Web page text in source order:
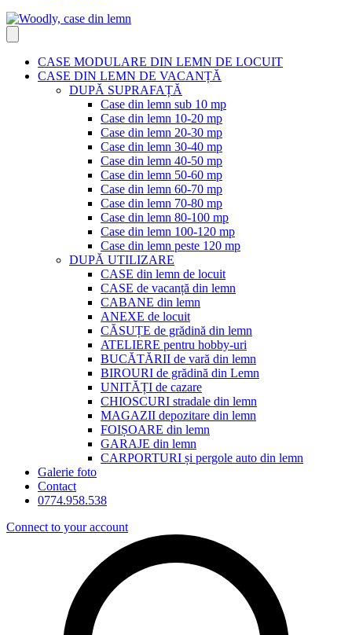
CASE MODULARE DIN LEMN DE LOCUIT
CASE DIN LEMN DE VACANȚĂ
DUPĂ SUPRAFAȚĂ
Case din lemn sub 10 mp
Case din lemn 10-20 mp
Case din lemn 20-30 mp
Case din lemn 30-40 mp
Case din lemn 40-50 mp
Case din lemn 50-60 mp
Case din lemn 60-70 mp
Case din lemn 70-80 mp
Case din lemn 80-100 mp
Case din lemn 100-120 mp
Case din lemn peste 120 mp
DUPĂ UTILIZARE
CASE din lemn de locuit
CASE de vacanță din lemn
CABANE din lemn
ANEXE de locuit
CĂSUȚE de grădină din lemn
ATELIERE pentru hobby-uri
BUCĂTĂRII de vară din lemn
BIROURI de grădină din Lemn
UNITĂȚI de cazare
CHIOSCURI stradale din lemn
MAGAZII depozitare din lemn
FOIȘOARE din lemn
GARAJE din lemn
CARPORTURI și pergole auto din lemn
Galerie foto
Contact
0774.958.538
Connect to your account
mai
repede
credeai.